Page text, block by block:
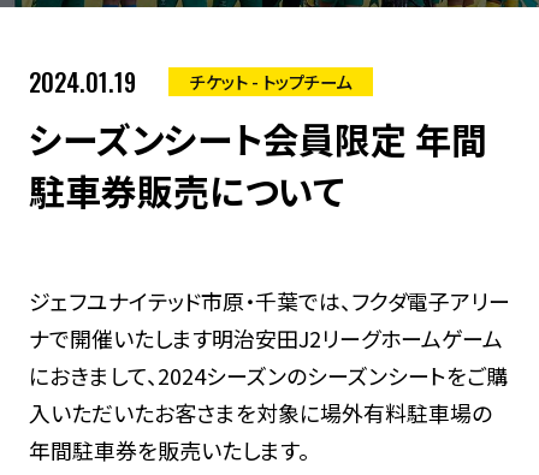
2024.01.19 チケット - トップチーム
シーズンシート会員限定 年間
駐車券販売について
ジェフユナイテッド市原・千葉では、フクダ電子アリー
ナで開催いたします明治安田J2リーグホームゲーム
におきまして、2024シーズンのシーズンシートをご購
入いただいたお客さまを対象に場外有料駐車場の
年間駐車券を販売いたします。